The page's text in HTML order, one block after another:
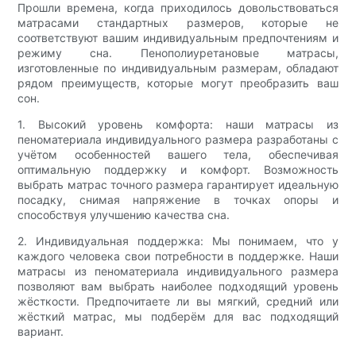
Прошли времена, когда приходилось довольствоваться
матрасами стандартных размеров, которые не
соответствуют вашим индивидуальным предпочтениям и
режиму сна. Пенополиуретановые матрасы,
изготовленные по индивидуальным размерам, обладают
рядом преимуществ, которые могут преобразить ваш
сон.
1. Высокий уровень комфорта: наши матрасы из
пеноматериала индивидуального размера разработаны с
учётом особенностей вашего тела, обеспечивая
оптимальную поддержку и комфорт. Возможность
выбрать матрас точного размера гарантирует идеальную
посадку, снимая напряжение в точках опоры и
способствуя улучшению качества сна.
2. Индивидуальная поддержка: Мы понимаем, что у
каждого человека свои потребности в поддержке. Наши
матрасы из пеноматериала индивидуального размера
позволяют вам выбрать наиболее подходящий уровень
жёсткости. Предпочитаете ли вы мягкий, средний или
жёсткий матрас, мы подберём для вас подходящий
вариант.